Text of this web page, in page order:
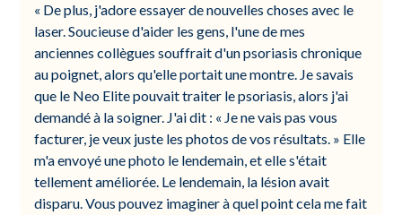
« De plus, j'adore essayer de nouvelles choses avec le
laser. Soucieuse d'aider les gens, l'une de mes
anciennes collègues souffrait d'un psoriasis chronique
au poignet, alors qu'elle portait une montre. Je savais
que le Neo Elite pouvait traiter le psoriasis, alors j'ai
demandé à la soigner. J'ai dit : « Je ne vais pas vous
facturer, je veux juste les photos de vos résultats. » Elle
m'a envoyé une photo le lendemain, et elle s'était
tellement améliorée. Le lendemain, la lésion avait
disparu. Vous pouvez imaginer à quel point cela me fait